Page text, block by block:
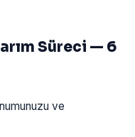
Süreci — 6
ve